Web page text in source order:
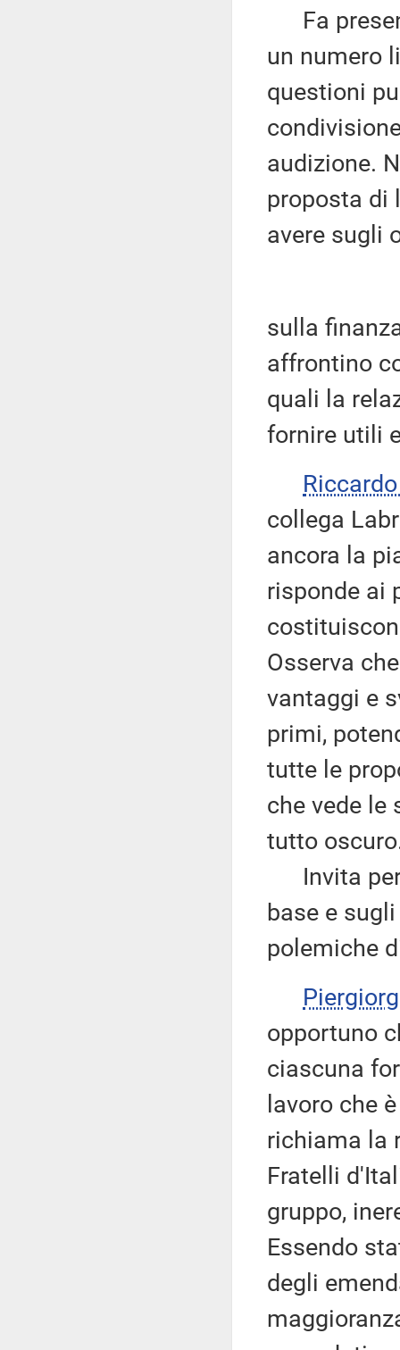
Fa
un numero
questioni
audizione.
proposta di
avere sugli
sulla
affrontino
quali la
fornire utili
collega
ancora la
risponde ai
Osserva
vantaggi e
primi,
tutte le
che vede le
tutto
Invita
base e
polemiche
opportuno
ciascuna
lavoro che
richiama la
Fratelli
gruppo,
Essendo
degli